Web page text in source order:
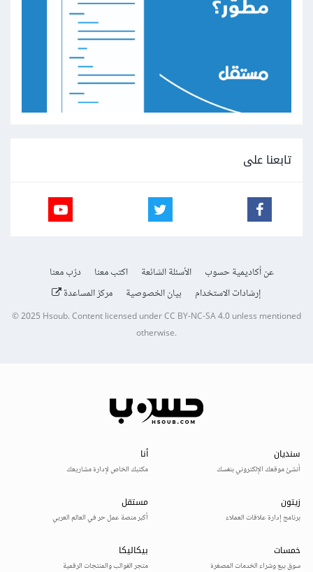
تابعنا على
عن أكاديمية حسوب الأسئلة الشائعة اكتب معنا
درّب معنا
إرشادات الاستخدام
بيان الخصوصية مركز المساعدة
© 2025Hsoub.Content licensed underCC BY-NC-SA 4.0unless mentioned
otherwise.